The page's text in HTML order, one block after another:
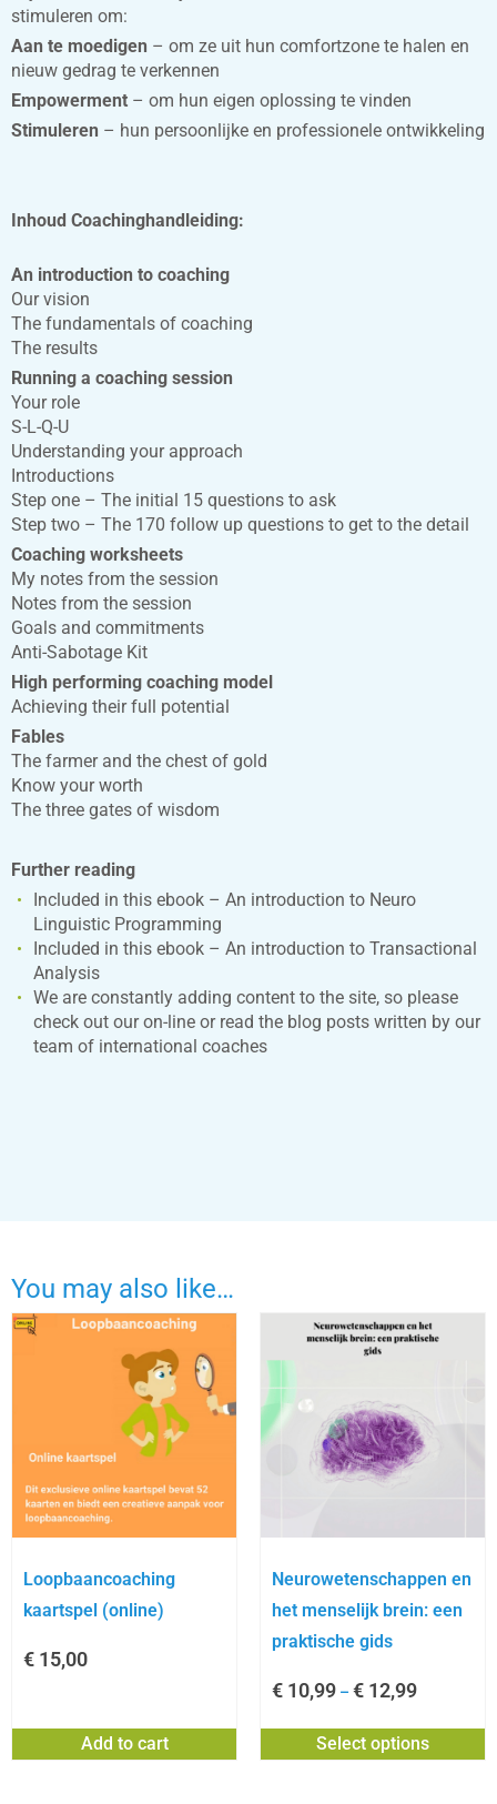
stimuleren om:
Aan te moedigen – om ze uit hun comfortzone te halen en
nieuw gedrag te verkennen
Empowerment – om hun eigen oplossing te vinden
Stimuleren – hun persoonlijke en professionele ontwikkeling
Inhoud Coachinghandleiding:
An introduction to coaching
Our vision
The fundamentals of coaching
The results
Running a coaching session
Your role
S-L-Q-U
Understanding your approach
Introductions
Step one – The initial 15 questions to ask
Step two – The 170 follow up questions to get to the detail
Coaching worksheets
My notes from the session
Notes from the session
Goals and commitments
Anti-Sabotage Kit
High performing coaching model
Achieving their full potential
Fables
The farmer and the chest of gold
Know your worth
The three gates of wisdom
Further reading
Included in this ebook – An introduction to Neuro
Linguistic Programming
Included in this ebook – An introduction to Transactional
Analysis
We are constantly adding content to the site, so please
check out our on-line or read the blog posts written by our
team of international coaches
You may also like…
Loopbaancoaching
kaartspel (online)
€ 15,00
Add to cart
Neurowetenschappen en
het menselijk brein: een
praktische gids
€ 10,99 – € 12,99
Select options